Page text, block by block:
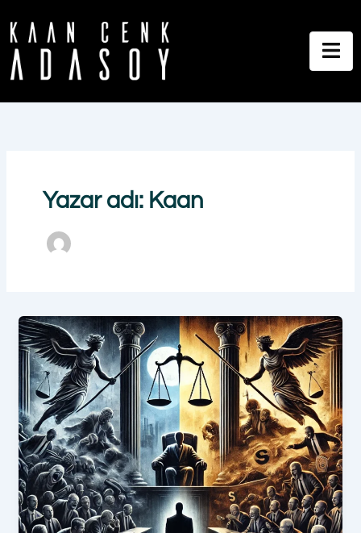
atla
Yazar adı: Kaan